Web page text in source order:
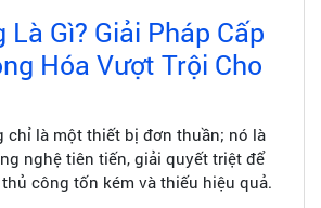
Là Gì? Giải Pháp Cấp
Hóa Vượt Trội Cho
chỉ là một thiết bị đơn thuần; nó là
nghệ tiên tiến, giải quyết triệt để
công tốn kém và thiếu hiệu quả.